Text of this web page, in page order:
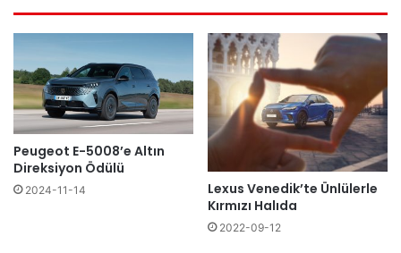
Peugeot E-5008’e Altın
Direksiyon Ödülü
2024-11-14
Lexus Venedik’te Ünlülerle
Kırmızı Halıda
2022-09-12